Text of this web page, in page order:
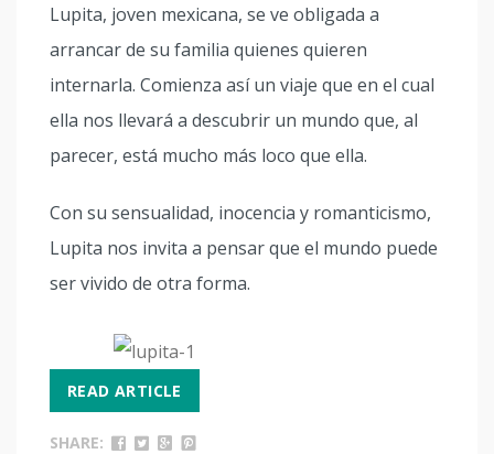
Lupita, joven mexicana, se ve obligada a
arrancar de su familia quienes quieren
internarla. Comienza así un viaje que en el cual
ella nos llevará a descubrir un mundo que, al
parecer, está mucho más loco que ella.
Con su sensualidad, inocencia y romanticismo,
Lupita nos invita a pensar que el mundo puede
ser vivido de otra forma.
READ ARTICLE
SHARE: